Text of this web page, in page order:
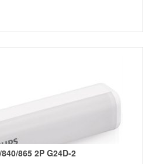
865 2P G24D-2